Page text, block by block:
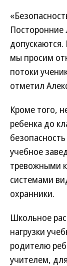
Посторонние
мы просим
потоки
отметил
Кроме того,
ребенка до
учебное
тревожными
системами
охранники.
Школьное
нагрузки
родителю
учителем,